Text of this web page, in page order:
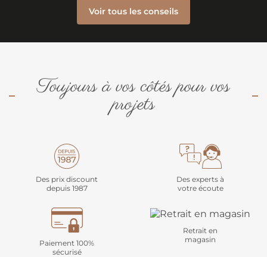
Voir tous les conseils
Toujours à vos côtés pour vos
projets
Des prix discount
depuis 1987
Des experts à
votre écoute
Paiement 100%
sécurisé
Retrait en
magasin